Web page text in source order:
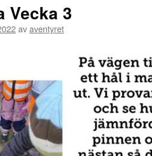
Vecka 3
avaventyret